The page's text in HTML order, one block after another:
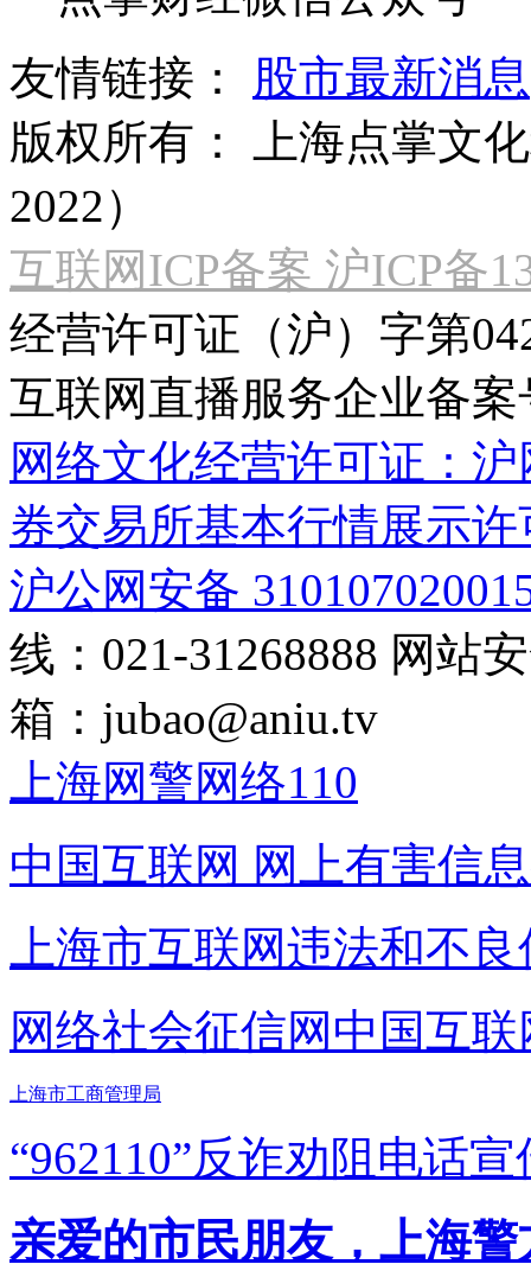
友情链接：
股市最新消息
版权所有：
上海点掌文
2022）
互联网ICP备案 沪ICP备
经营许可证（沪）字第
互联网直播服务企业备案
网络文化经营许可证：
券交易所基本行情展示许
沪公网安备
线：021-31268888 网站
箱： jubao@aniu.tv
上海网警网络110
中国互联网 网上有害信
上海市互联网违法和不
网络社会征信网 中国互
上海市工商管理局
“962110”反诈劝阻电话宣
亲爱的市民朋友，上海